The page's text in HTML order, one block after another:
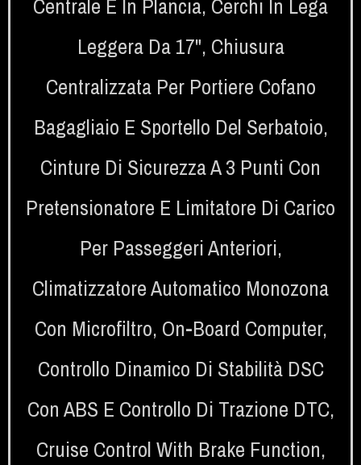
Centrale E In Plancia, Cerchi In Lega
Leggera Da 17", Chiusura
Centralizzata Per Portiere Cofano
Bagagliaio E Sportello Del Serbatoio,
Cinture Di Sicurezza A 3 Punti Con
Pretensionatore E Limitatore Di Carico
Per Passeggeri Anteriori,
Climatizzatore Automatico Monozona
Con Microfiltro, On-Board Computer,
Controllo Dinamico Di Stabilità DSC
Con ABS E Controllo Di Trazione DTC,
Cruise Control With Brake Function,